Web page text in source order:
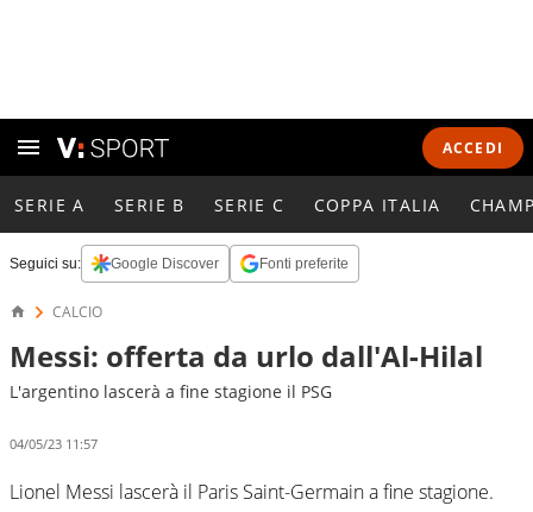
ACCEDI
SERIE A SERIE B SERIE C COPPA ITALIA
Seguici su: Google Discover Fonti preferite
CALCIO
Messi: offerta da urlo dall'Al-Hilal
L'argentino lascerà a fine stagione il PSG
04/05/23 11:57
Lionel Messi lascerà il Paris Saint-Germain a fine stagione.